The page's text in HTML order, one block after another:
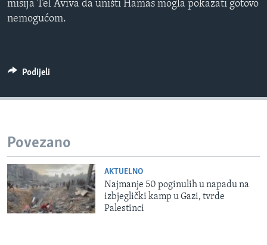
misija Tel Aviva da uništi Hamas mogla pokazati gotovo
nemogućom.
Podijeli
Povezano
AKTUELNO
Najmanje 50 poginulih u napadu na
izbjeglički kamp u Gazi, tvrde
Palestinci